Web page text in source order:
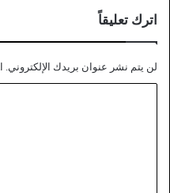
اترك تعليقاً
لن يتم نشر عنوان بريدك الإلكتروني.